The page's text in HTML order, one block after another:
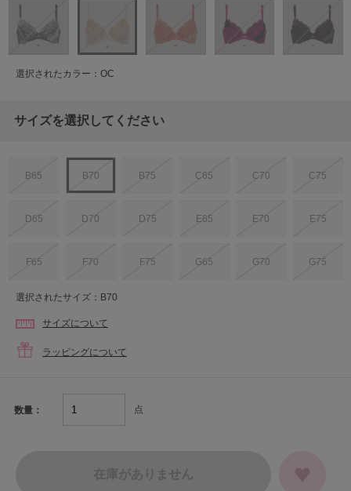
選択されたカラー：OC
サイズを選択してください
B65 B70 B75 C65 C70 C75
D65 D70 D75 E65 E70 E75
F65 F70 F75 G65 G70 G75
選択されたサイズ：B70
サイズについて
ラッピングについて
数量： 点
在庫がありません